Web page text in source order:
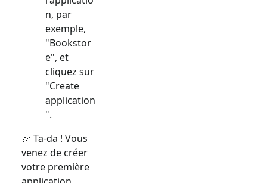
n, par
exemple,
"Bookstor
e", et
cliquez sur
"Create
application
".
🎉 Ta-da ! Vous
venez de créer
votre première